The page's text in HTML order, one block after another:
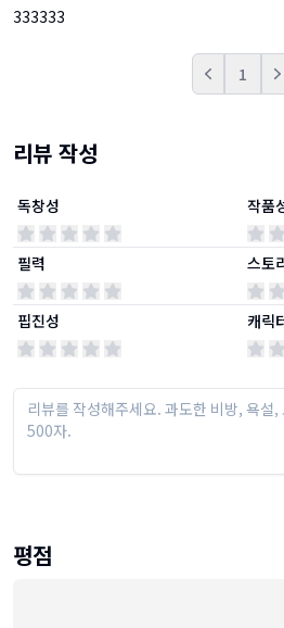
333333
Prev 1
리뷰 작성
독창성
필력
핍진성
작품
스토
캐릭
평점